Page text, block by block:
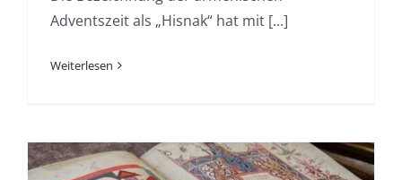
Adventszeit als „Hisnak“ hat mit [...]
Weiterlesen